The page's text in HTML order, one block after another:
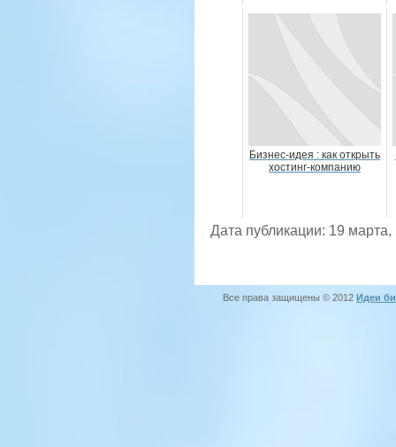
Бизнес-идея : как открыть
хостинг-компанию
Дата публикации: 19 марта,
Все права защищены © 2012 Идеи